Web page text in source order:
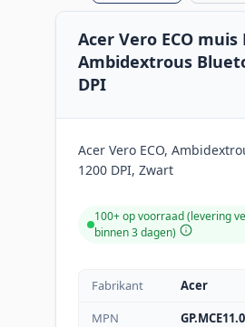
Acer Vero ECO
Ambidextrous
DPI
Acer Vero ECO,
1200 DPI, Zwart
100+ op voorraad (levering
binnen 3 dagen)
Fabrikant
Acer
MPN